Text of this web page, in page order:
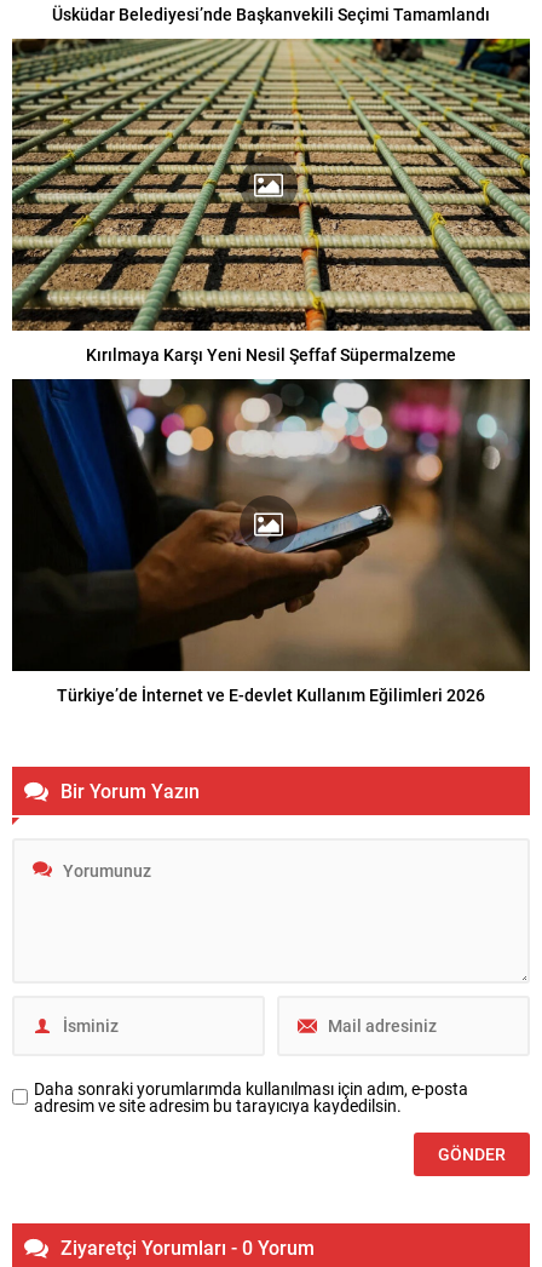
Üsküdar Belediyesi’nde Başkanvekili Seçimi Tamamlandı
Kırılmaya Karşı Yeni Nesil Şeffaf Süpermalzeme
Türkiye’de İnternet ve E-devlet Kullanım Eğilimleri 2026
Bir Yorum Yazın
Daha sonraki yorumlarımda kullanılması için adım, e-posta
adresim ve site adresim bu tarayıcıya kaydedilsin.
Ziyaretçi Yorumları - 0 Yorum